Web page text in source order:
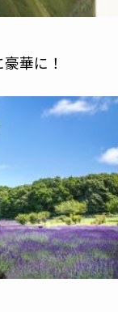
華に！